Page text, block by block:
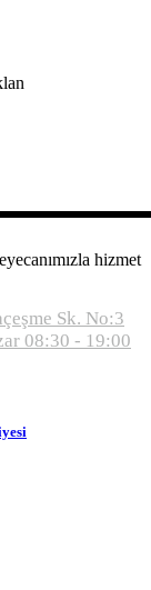
hizmet
Sk. No:3
08:30 - 19:00